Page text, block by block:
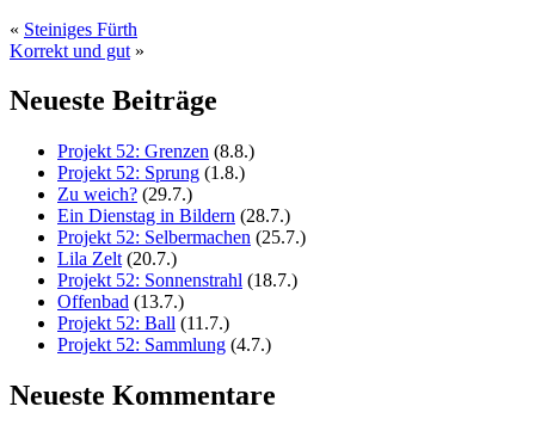
« Steiniges Fürth
Korrekt und gut »
Neueste Beiträge
Projekt 52: Grenzen (8.8.)
Projekt 52: Sprung (1.8.)
Zu weich? (29.7.)
Ein Dienstag in Bildern (28.7.)
Projekt 52: Selbermachen (25.7.)
Lila Zelt (20.7.)
Projekt 52: Sonnenstrahl (18.7.)
Offenbad (13.7.)
Projekt 52: Ball (11.7.)
Projekt 52: Sammlung (4.7.)
Neueste Kommentare